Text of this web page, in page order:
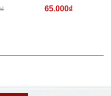
cái Katakana